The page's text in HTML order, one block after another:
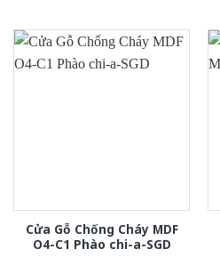
Cửa Gỗ Chống Cháy MDF
O4-C1 Phào chi-a-SGD